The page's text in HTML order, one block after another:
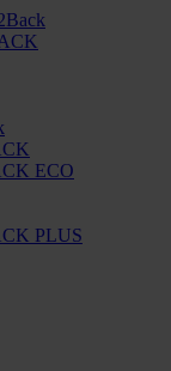
ECO
PLUS